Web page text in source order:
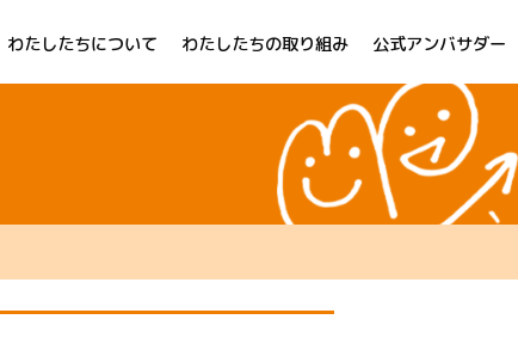
わたしたちについて わたしたちの取り組み 公式アンバサダー